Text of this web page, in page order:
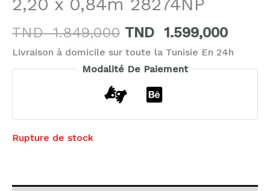
TND1.849,000 TND 1.599,000
Livraison à domicile sur toute la Tunisie En 24h
Modalité De Paiement
Rupture de stock